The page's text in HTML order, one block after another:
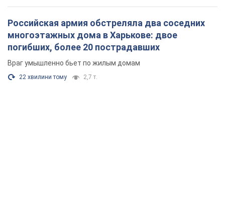
Российская армия обстреляла два соседних
многоэтажных дома в Харькове: двое
погибших, более 20 пострадавших
Враг умышленно бьет по жилым домам
22 хвилини тому 2,7 т.